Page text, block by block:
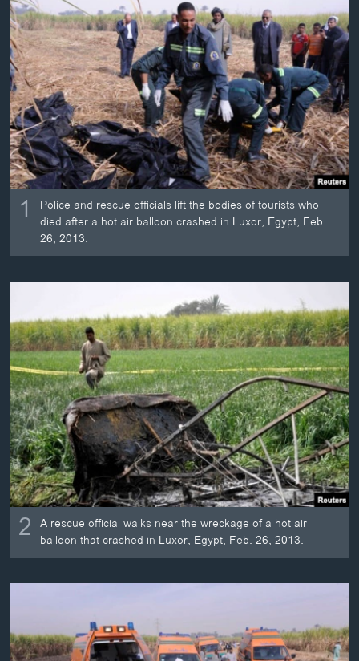
ຊຸມຊົນຊາວລາວ
ວິທະຍາສາດ-ເທັກໂນໂລຈີ
ທຸລະກິດ
ພາສາອັງກິດ
ວີດີໂອ
ສຽງ
ລາຍການກະຈາຍສຽງ
ລາຍງານ
ຕິດຕາມພວກເຮົາ ທີ່
1
Police and rescue officials lift the bodies of tourists who
died after a hot air balloon crashed in Luxor, Egypt, Feb.
26, 2013.
2 A rescue official walks near the wreckage of a hot air
balloon that crashed in Luxor, Egypt, Feb. 26, 2013.